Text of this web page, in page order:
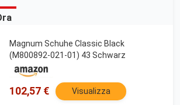
Magnum Schuhe Classic Black
(M800892-021-01) 43 Schwarz
102,57 € Visualizza